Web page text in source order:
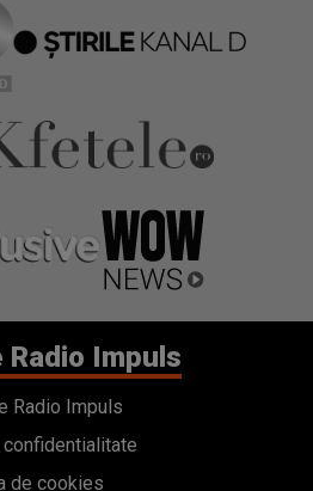
Radio Impuls
Radio Impuls
de cookies